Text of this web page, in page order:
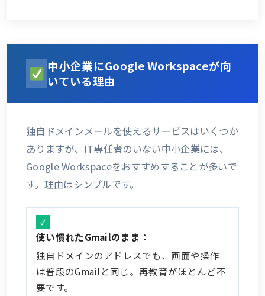
中小企業にGoogle Workspaceが向
いている理由
独自ドメインメールを使えるサービスはいくつか
ありますが、IT専任者のいない中小企業には、
Google Workspaceをおすすめすることが多いで
す。理由はシンプルです。
使い慣れたGmailのまま：
独自ドメインのアドレスでも、画面や操作
は普段のGmailと同じ。再教育がほとんど不
要です。